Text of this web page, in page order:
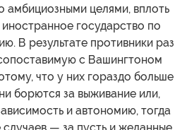
амбициозными целями, вплоть
государство по
В результате противники раз
с Вашингтоном
что у них гораздо больше
борются за выживание или,
и автономию, тогда